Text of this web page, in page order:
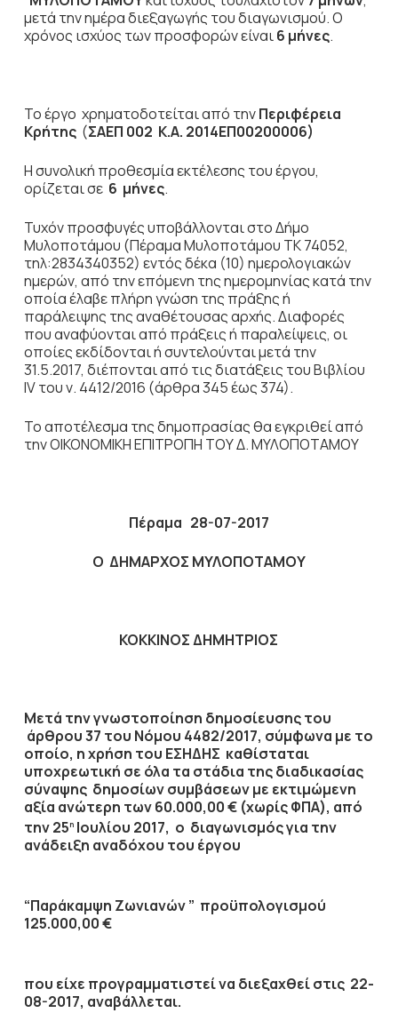
μετά την ημέρα διεξαγωγής του διαγωνισμού. Ο
χρόνος ισχύος των προσφορών είναι6 μήνες.
Το έργο χρηματοδοτείται από τηνΠεριφέρεια
Κρήτης(ΣΑΕΠ 002 Κ.Α. 2014ΕΠ00200006)
Η συνολική προθεσμία εκτέλεσης του έργου,
ορίζεται σε 6 μήνες.
Τυχόν προσφυγές υποβάλλονται στο Δήμο
Μυλοποτάμου (Πέραμα Μυλοποτάμου ΤΚ 74052,
τηλ:2834340352) εντός δέκα (10) ημερολογιακών
ημερών, από την επόμενη της ημερομηνίας κατά την
οποία έλαβε πλήρη γνώση της πράξης ή
παράλειψης της αναθέτουσας αρχής. Διαφορές
που αναφύονται από πράξεις ή παραλείψεις, οι
οποίες εκδίδονται ή συντελούνται μετά την
31.5.2017, διέπονται από τις διατάξεις του Βιβλίου
IV του ν. 4412/2016 (άρθρα 345 έως 374).
Το αποτέλεσμα της δημοπρασίας θα εγκριθεί από
την ΟΙΚΟΝΟΜΙΚΗ ΕΠΙΤΡΟΠΗ ΤΟΥ Δ. ΜΥΛΟΠΟΤΑΜΟΥ
Πέραμα 28-07-2017
Ο ΔΗΜΑΡΧΟΣ ΜΥΛΟΠΟΤΑΜΟΥ
ΚΟΚΚΙΝΟΣ ΔΗΜΗΤΡΙΟΣ
Μετά την γνωστοποίηση δημοσίευσης του
άρθρου 37 του Νόμου 4482/2017, σύμφωνα με το
οποίο, η χρήση του ΕΣΗΔΗΣ καθίσταται
υποχρεωτική σε όλα τα στάδια της διαδικασίας
σύναψης δημοσίων συμβάσεων με εκτιμώμενη
αξία ανώτερη των 60.000,00 € (χωρίς ΦΠΑ), από
την 25ηΙουλίου 2017, ο διαγωνισμός για την
ανάδειξη αναδόχου του έργου
“Παράκαμψη Ζωνιανών ” προϋπολογισμού
125.000,00 €
που είχε προγραμματιστεί να διεξαχθεί στις 22-
08-2017, αναβάλλεται.